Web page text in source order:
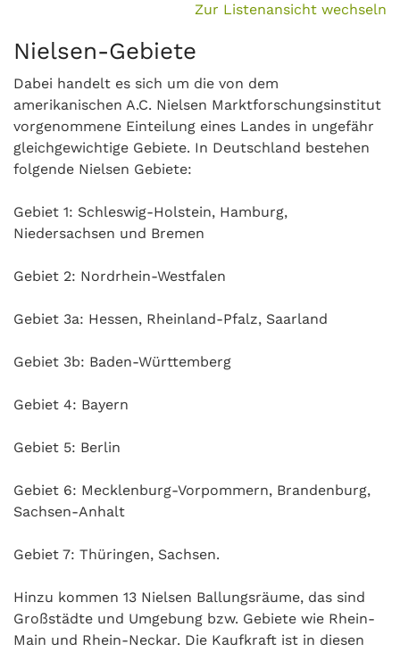
Zur Listenansicht wechseln
Nielsen-Gebiete
Dabei handelt es sich um die von dem
amerikanischen A.C. Nielsen Marktforschungsinstitut
vorgenommene Einteilung eines Landes in ungefähr
gleichgewichtige Gebiete. In Deutschland bestehen
folgende Nielsen Gebiete:
Gebiet 1: Schleswig-Holstein, Hamburg,
Niedersachsen und Bremen
Gebiet 2: Nordrhein-Westfalen
Gebiet 3a: Hessen, Rheinland-Pfalz, Saarland
Gebiet 3b: Baden-Württemberg
Gebiet 4: Bayern
Gebiet 5: Berlin
Gebiet 6: Mecklenburg-Vorpommern, Brandenburg,
Sachsen-Anhalt
Gebiet 7: Thüringen, Sachsen.
Hinzu kommen 13 Nielsen Ballungsräume, das sind
Großstädte und Umgebung bzw. Gebiete wie Rhein-
Main und Rhein-Neckar. Die Kaufkraft ist in diesen